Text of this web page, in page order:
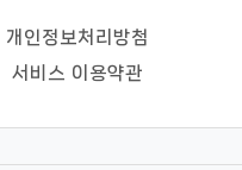
개인정보처리방첨
서비스 이용약관